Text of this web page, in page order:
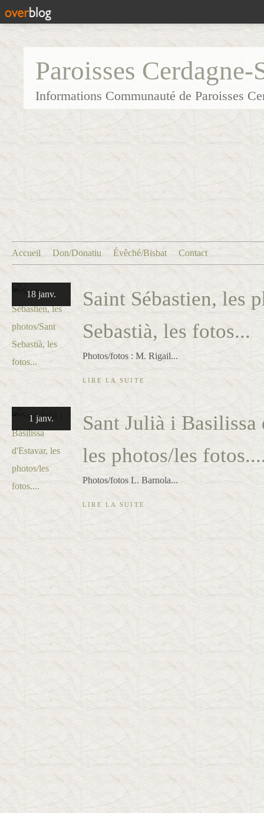
Paroisses
Informations Communauté de Paroisses
Accueil Don/Donatiu Évêché/Bisbat Contact
18 janv.
Saint Sébastien, les
Sebastià, les fotos...
Photos/fotos : M. Rigail...
LIRE LA SUITE
1 janv.
Sant Julià i Basilissa
les photos/les
Photos/fotos L. Barnola...
LIRE LA SUITE